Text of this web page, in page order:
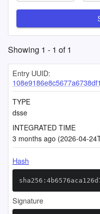
Showing 1 - 1 of1
Entry UUID:
TYPE
dsse
INTEGRATED TIME
3 months ago (2026-04-
Hash
Signature